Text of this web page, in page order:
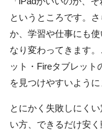
というところです。
か、学習や仕事にも
なり変わってきます
ット・Fireタブレット
を見つけやすいように
とにかく失敗しにく
い方、できるだけ安